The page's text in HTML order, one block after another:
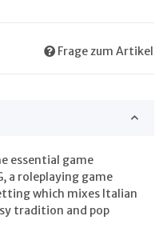
Frage zum Artikel
essential game
a roleplaying game
which mixes Italian
tradition and pop